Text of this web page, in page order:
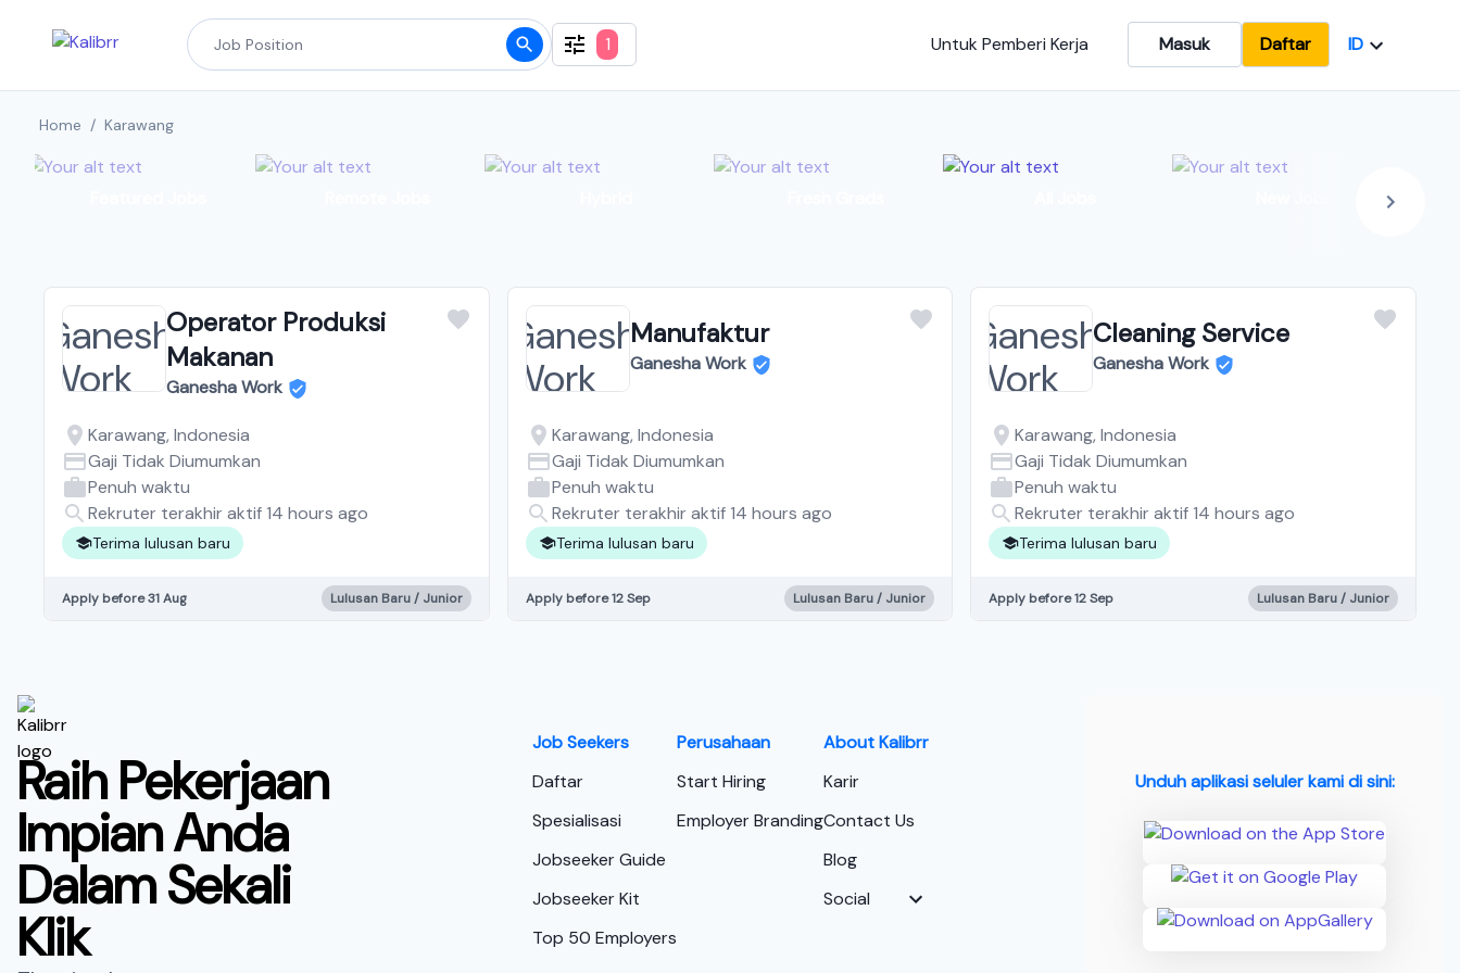
1 Untuk Pemberi Kerja Masuk Daftar ID
Home / Karawang
Operator Produksi
Makanan
Ganesha Work
Karawang, Indonesia
Gaji Tidak Diumumkan
Penuh waktu
Rekruter terakhir aktif 14 hours ago
Terima lulusan baru
Apply before 31 Aug Lulusan Baru / Junior
Manufaktur
Ganesha Work
Karawang, Indonesia
Gaji Tidak Diumumkan
Penuh waktu
Rekruter terakhir aktif 14 hours ago
Terima lulusan baru
Apply before 12 Sep Lulusan Baru / Junior
Cleaning Service
Ganesha Work
Karawang, Indonesia
Gaji Tidak Diumumkan
Penuh waktu
Rekruter terakhir aktif 14 hours ago
Terima lulusan baru
Apply before 12 Sep Lulusan Baru / Junior
Raih Pekerjaan
Impian Anda
Dalam Sekali
Klik
Job Seekers
Daftar
Spesialisasi
Jobseeker Guide
Jobseeker Kit
Top 50 Employers
Perusahaan
Start Hiring
Employer Branding
About Kalibrr
Karir
Contact Us
Blog
Social
Unduh aplikasi seluler kami di sini: